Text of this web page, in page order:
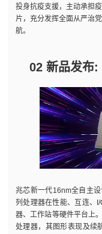
投身抗疫支援，主动承担
片，充分发挥全面从严治
航。
02 新品发布:
兆芯新一代16nm全自主
列处理器在性能、互连、
器、工作站等硬件平台上
处理器，其图形表现及续